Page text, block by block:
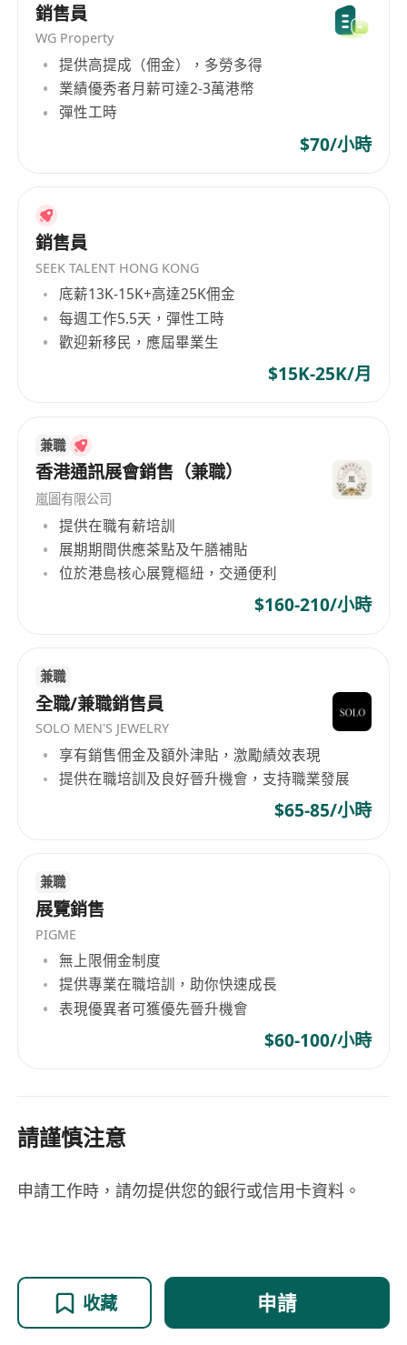
銷售員
WG Property
提供高提成（佣金），多勞多得
業績優秀者月薪可達2-3萬港幣
彈性工時
$70/小時
銷售員
SEEK TALENT HONG KONG
底薪13K-15K+高達25K佣金
每週工作5.5天，彈性工時
歡迎新移民，應屆畢業生
$15K-25K/月
兼職
香港通訊展會銷售（兼職）
嵐圖有限公司
提供在職有薪培訓
展期期間供應茶點及午膳補貼
位於港島核心展覽樞紐，交通便利
$160-210/小時
兼職
全職/兼職銷售員
SOLO MEN'S JEWELRY
享有銷售佣金及額外津貼，激勵績效表現
提供在職培訓及良好晉升機會，支持職業發展
$65-85/小時
兼職
展覽銷售
PIGME
無上限佣金制度
提供專業在職培訓，助你快速成長
表現優異者可獲優先晉升機會
$60-100/小時
請謹慎注意
申請工作時，請勿提供您的銀行或信用卡資料。
收藏 申請